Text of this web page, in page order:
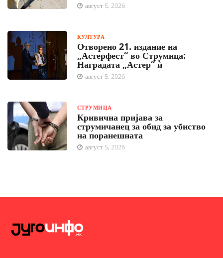
август 5, 2026
КУЛТУРА
Отворено 21. издание на
„Астерфест“ во Струмица:
Наградата „Астер“ ѝ
август 5, 2026
СТРУМИЦА
Кривична пријава за
струмичанец за обид за убиство
на поранешната
август 5, 2026